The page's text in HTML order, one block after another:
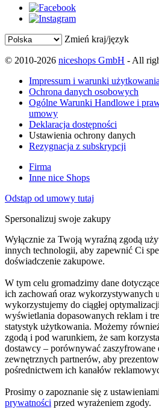
Zmień kraj/język
© 2010-2026 niceshops GmbH - All
Impressum i warunki użytkowania
Ochrona danych osobowych
Ogólne Warunki Handlowe i
umowy
Deklaracja dostępności
Ustawienia ochrony danych
Rezygnacja z subskrypcji
Firma
Inne nice Shops
Odstąp od umowy tutaj
Spersonalizuj swoje zakupy
Wyłącznie za Twoją wyraźną zgodą
innych technologii, aby zapewnić Ci
doświadczenie zakupowe.
W tym celu gromadzimy dane
ich zachowań oraz wykorzystywanych
wykorzystujemy do ciągłej
wyświetlania dopasowanych reklam i
statystyk użytkowania. Możemy
zgodą i pod warunkiem, że sam
dostawcy – porównywać zaszyfrowane
zewnętrznych partnerów, aby
pośrednictwem ich kanałów
Prosimy o zapoznanie się z
prywatności przed wyrażeniem zgody.